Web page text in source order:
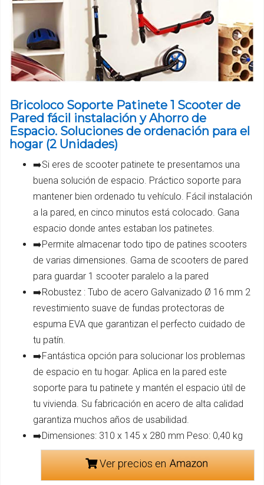
Bricoloco Soporte Patinete 1 Scooter de
Pared fácil instalación y Ahorro de
Espacio. Soluciones de ordenación para el
hogar (2 Unidades)
➡️Si eres de scooter patinete te presentamos una
buena solución de espacio. Práctico soporte para
mantener bien ordenado tu vehículo. Fácil instalación
a la pared, en cinco minutos está colocado. Gana
espacio donde antes estaban los patinetes.
➡️Permite almacenar todo tipo de patines scooters
de varias dimensiones. Gama de scooters de pared
para guardar 1 scooter paralelo a la pared
➡️Robustez : Tubo de acero Galvanizado Ø 16 mm 2
revestimiento suave de fundas protectoras de
espuma EVA que garantizan el perfecto cuidado de
tu patín.
➡️Fantástica opción para solucionar los problemas
de espacio en tu hogar. Aplica en la pared este
soporte para tu patinete y mantén el espacio útil de
tu vivienda. Su fabricación en acero de alta calidad
garantiza muchos años de usabilidad.
➡️Dimensiones: 310 x 145 x 280 mm Peso: 0,40 kg
Ver precios en